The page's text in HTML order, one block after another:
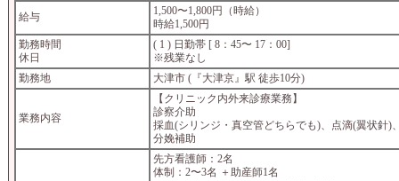
給与
1,500〜1,800円（時給）
時給1,500円
勤務時間
休日
( 1 ) 日勤帯 [ 8：45〜 17：00]
※残業なし
勤務地
大津市 (『大津京』駅 徒歩10分)
業務内容
【クリニック内外来診療業務】
診察介助
採血(シリンジ・真空管どちらでも)、点滴(翼状針)
分娩補助
先方看護師：2名
体制：2〜3名 ＋助産師1名